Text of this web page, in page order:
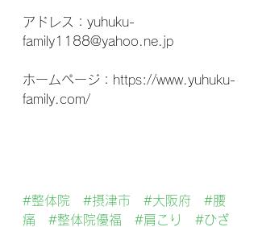
アドレス：yuhuku-
family1188@yahoo.ne.jp
ホームページ：https://www.yuhuku-
family.com/
#整体院 #摂津市 #大阪府
#腰
痛
#整体院優福 #肩こり
#ひざ